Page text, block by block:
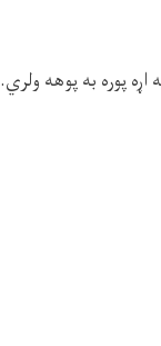
پوره به پوهه ولري.